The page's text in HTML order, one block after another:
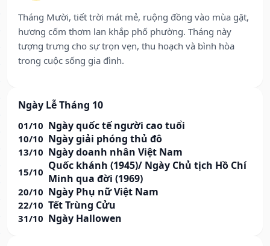
Tháng Mười, tiết trời mát mẻ, ruộng đồng vào mùa gặt,
hương cốm thơm lan khắp phố phường. Tháng này
tượng trưng cho sự trọn vẹn, thu hoạch và bình hòa
trong cuộc sống gia đình.
Ngày Lễ Tháng 10
01/10 Ngày quốc tế người cao tuổi
10/10 Ngày giải phóng thủ đô
13/10 Ngày doanh nhân Việt Nam
15/10 Quốc khánh (1945)/ Ngày Chủ tịch Hồ Chí
Minh qua đời (1969)
20/10 Ngày Phụ nữ Việt Nam
22/10 Tết Trùng Cửu
31/10 Ngày Hallowen